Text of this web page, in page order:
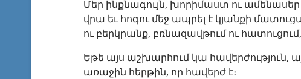
Մեր ինքնագույն, խորիմաստ ու
վրա եւ հոգու մեջ ապրել է կյանքի
ու բերկրանք, բռնազավթում ու
Եթե այս աշխարհում կա հավերժություն,
առաջին հերթին, որ հավերժ է։